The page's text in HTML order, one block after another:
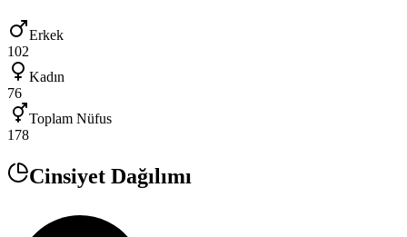
Erkek
102
Kadın
76
Toplam Nüfus
178
Cinsiyet Dağılımı